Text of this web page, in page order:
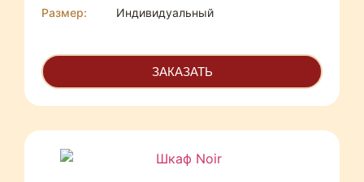
Размер: Индивидуальный
ЗАКАЗАТЬ